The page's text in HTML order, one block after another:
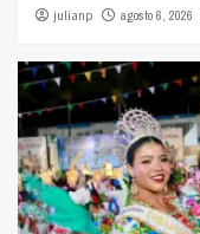
julianp agosto 6, 2026